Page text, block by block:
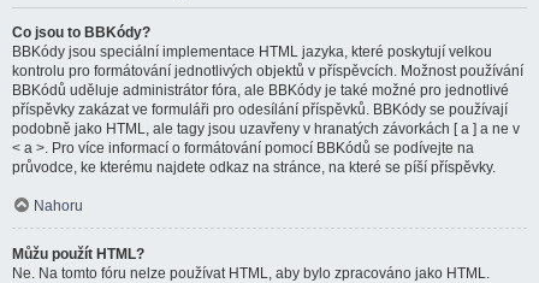
Co jsou to BBKódy?
BBKódy jsou speciální implementace HTML jazyka, které poskytují velkou
kontrolu pro formátování jednotlivých objektů v příspěvcích. Možnost používání
BBKódů uděluje administrátor fóra, ale BBKódy je také možné pro jednotlivé
příspěvky zakázat ve formuláři pro odesílání příspěvků. BBKódy se používají
podobně jako HTML, ale tagy jsou uzavřeny v hranatých závorkách [ a ] a ne v
< a >. Pro více informací o formátování pomocí BBKódů se podívejte na
průvodce, ke kterému najdete odkaz na stránce, na které se píší příspěvky.
Nahoru
Můžu použít HTML?
Ne. Na tomto fóru nelze používat HTML, aby bylo zpracováno jako HTML.